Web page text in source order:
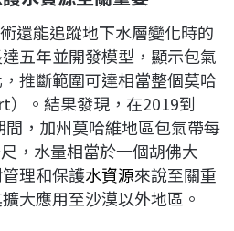
還能追蹤地下水層變化時的
五年並開發模型，顯示包氣
推斷範圍可達相當整個莫哈
）。結果發現，在2019到
，加州莫哈維地區包氣帶每
，水量相當於一個胡佛大
理和保護水資源來說至關重
大應用至沙漠以外地區。